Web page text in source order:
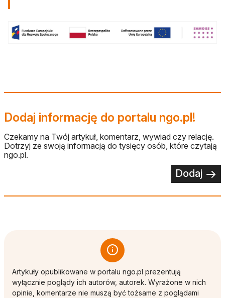
Dodaj informację do portalu ngo.pl!
Czekamy na Twój artykuł, komentarz, wywiad czy relację.
Dotrzyj ze swoją informacją do tysięcy osób, które czytają
ngo.pl.
Dodaj
Artykuły opublikowane w portalu ngo.pl prezentują
wyłącznie poglądy ich autorów, autorek. Wyrażone w nich
opinie, komentarze nie muszą być tożsame z poglądami